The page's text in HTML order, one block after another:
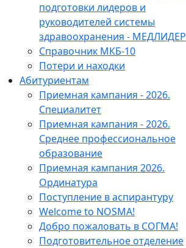
подготовки лидеров и
руководителей системы
здравоохранения - МЕДЛИДЕР
Справочник МКБ-10
Потери и находки
Абитуриентам
Приемная кампания - 2026.
Специалитет
Приемная кампания - 2026.
Среднее профессиональное
образование
Приемная кампания 2026.
Ординатура
Поступление в аспирантуру
Welcome to NOSMA!
Добро пожаловать в СОГМА!
Подготовительное отделение